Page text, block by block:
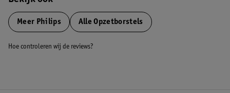
Meer Philips Alle Opzetborstels
Hoe controleren wij de reviews?